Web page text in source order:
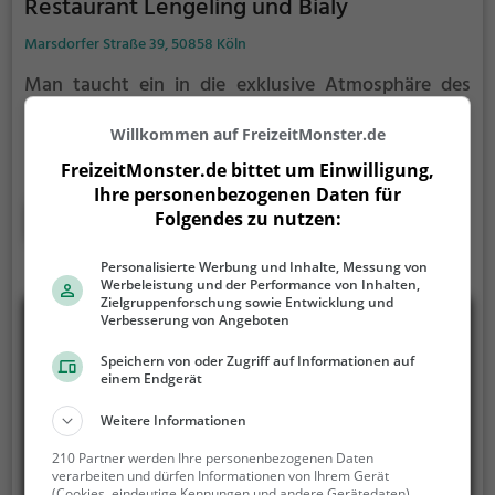
Restaurant Lengeling und Bialy
Marsdorfer Straße 39, 50858 Köln
Man taucht ein in die exklusive Atmosphäre des
Restaurant Lengeling und Bialy in Köln und erlebt
Gastlichkeit auf höchstem Niveau. Hier genießt man
kulinarische Vielfalt aus der französischen,
mediterranen und europäischen Küche sowie
gesunde Gerichte, die mit Liebe zum Detail
zubereitet werden. Das stilvolle Ambiente und das
freundliche Personal sorgen für ein unvergessliches
Genusserlebnis. Wer Köstlichkeiten in eleganter
Umgebung schätzt, ist hier genau richtig!
Mehr erfahren
Willkommen auf FreizeitMonster.de
FreizeitMonster.de bittet um Einwilligung,
Ihre personenbezogenen Daten für
Folgendes zu nutzen:
Personalisierte Werbung und Inhalte, Messung von
Werbeleistung und der Performance von Inhalten,
Zielgruppenforschung sowie Entwicklung und
Verbesserung von Angeboten
Speichern von oder Zugriff auf Informationen auf
einem Endgerät
Weitere Informationen
210 Partner werden Ihre personenbezogenen Daten
verarbeiten und dürfen Informationen von Ihrem Gerät